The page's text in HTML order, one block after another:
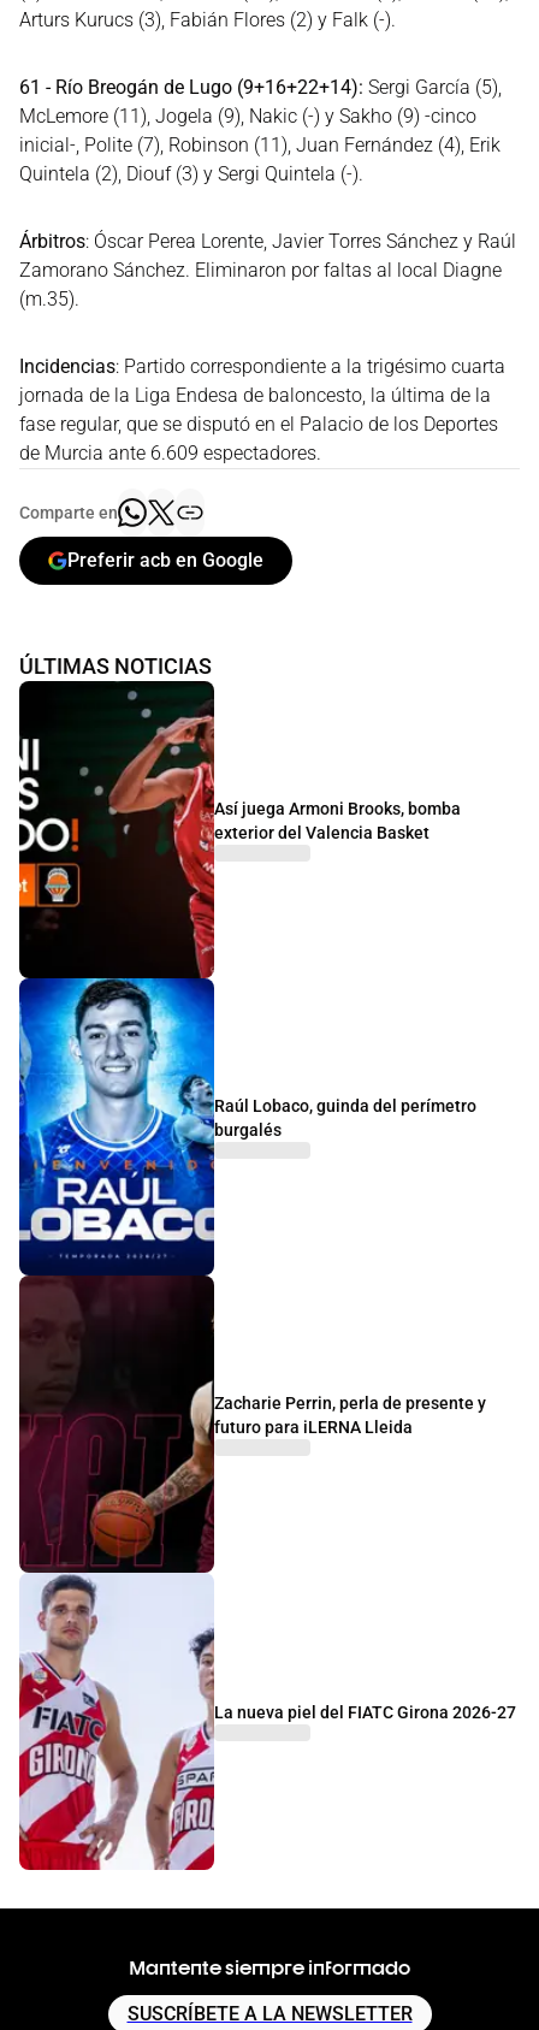
Arturs Kurucs (3), Fabián Flores (2) y Falk (-).
61 - Río Breogán de Lugo (9+16+22+14): Sergi García (5),
McLemore (11), Jogela (9), Nakic (-) y Sakho (9) -cinco
inicial-, Polite (7), Robinson (11), Juan Fernández (4), Erik
Quintela (2), Diouf (3) y Sergi Quintela (-).
Árbitros: Óscar Perea Lorente, Javier Torres Sánchez y Raúl
Zamorano Sánchez. Eliminaron por faltas al local Diagne
(m.35).
Incidencias: Partido correspondiente a la trigésimo cuarta
jornada de la Liga Endesa de baloncesto, la última de la
fase regular, que se disputó en el Palacio de los Deportes
de Murcia ante 6.609 espectadores.
Comparte en
Preferir acb en Google
ÚLTIMAS NOTICIAS
Así juega Armoni Brooks, bomba
exterior del Valencia Basket
Raúl Lobaco, guinda del perímetro
burgalés
Zacharie Perrin, perla de presente y
futuro para iLERNA Lleida
La nueva piel del FIATC Girona 2026-27
Mantente siempre informado
SUSCRÍBETE A LA NEWSLETTER